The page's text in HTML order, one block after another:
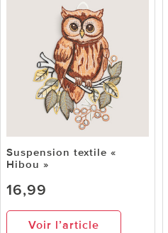
Suspension textile «
Hibou »
16,99
Voir l’article